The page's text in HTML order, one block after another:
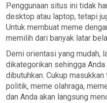
Penggunaan situs ini tidak
desktop atau laptop, tetapi
Untuk membuat meme
memilih dari banyak latar
Demi orientasi yang mudah,
dikategorikan sehingga
dibutuhkan. Cukup
politik, meme olahraga,
dan Anda akan langsung